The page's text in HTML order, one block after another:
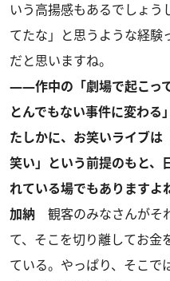
いう高揚感もあるでしょ
てたな」と思うような経験
だと思いますね。
――作中の「劇場で起こっ
とんでもない事件に変わる
たしかに、お笑いライブは
笑い」という前提のもと、
れている場でもありますよ
加納 観客のみなさんがそ
て、そこを切り離してお金
ている。やっぱり、そこで